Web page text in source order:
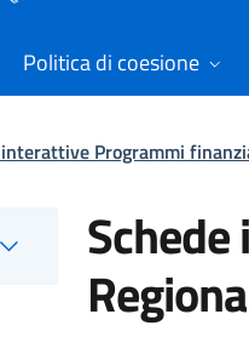
Politica di coesione
Programmi